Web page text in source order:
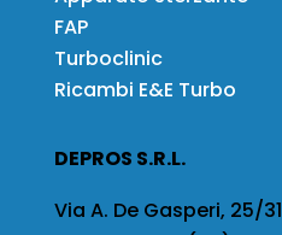
FAP
Turboclinic
Ricambi E&E Turbo
DEPROS S.R.L.
Via A. De Gasperi, 25/31